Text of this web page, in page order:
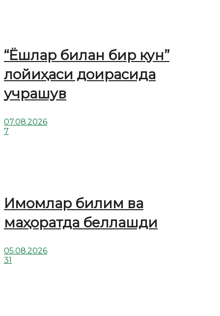
“Ёшлар билан бир кун”
лойиҳаси доирасида
учрашув
07.08.2026
7
Имомлар билим ва
маҳоратда беллашди
05.08.2026
31